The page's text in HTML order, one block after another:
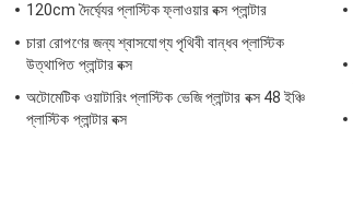
120cm দৈর্ঘ্যের প্লাস্টিক ফ্লাওয়ার বক্স প্লান্টার
চারা রোপণের জন্য শ্বাসযোগ্য পৃথিবী বান্ধব প্লাস্টিক
উত্থাপিত প্লান্টার বক্স
অটোমেটিক ওয়াটারিং প্লাস্টিক ভেজি প্লান্টার বক্স 48 ইঞ্চি
প্লাস্টিক প্লান্টার বক্স